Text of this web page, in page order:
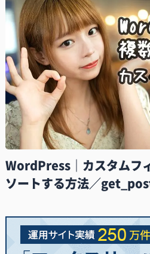
WordPress｜カスタムフ
ソートする方法／